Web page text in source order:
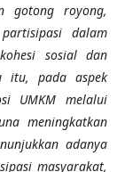
gotong royong,
dalam
sosial dan
itu, pada aspek
UMKM melalui
meningkatkan
adanya
masyarakat,